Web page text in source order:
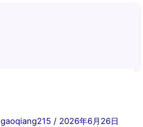
gaoqiang215 / 2026年6月26日